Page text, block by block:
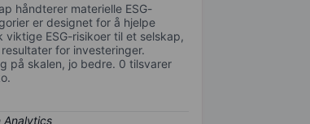
håndterer materielle ESG-
er designet for å hjelpe
ESG-risikoer til et selskap,
for investeringer.
på skalen, jo bedre. 0 tilsvarer